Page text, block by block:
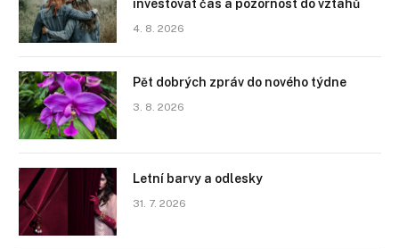
investovat čas a pozornost do vztahů
4. 8. 2026
Pět dobrých zpráv do nového týdne
3. 8. 2026
Letní barvy a odlesky
31. 7. 2026